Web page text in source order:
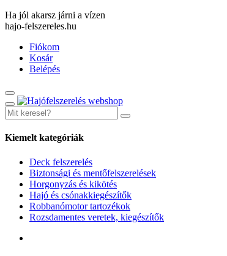
Ha jól akarsz járni a vízen
hajo-felszereles.hu
Fiókom
Kosár
Belépés
Kiemelt kategóriák
Deck felszerelés
Biztonsági és mentőfelszerelések
Horgonyzás és kikötés
Hajó és csónakkiegészítők
Robbanómotor tartozékok
Rozsdamentes veretek, kiegészítők